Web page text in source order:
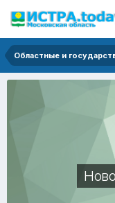
Областные и